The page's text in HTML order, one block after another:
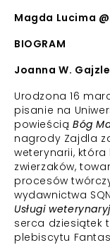
Magda Lucima
BIOGRAM
Joanna W.
Urodzona 16
pisanie na
powieścią Bóg
nagrody Zajdla
weterynarii,
zwierzaków,
procesów
wydawnictwa
Usługi
serca dziesiątek
plebiscytu